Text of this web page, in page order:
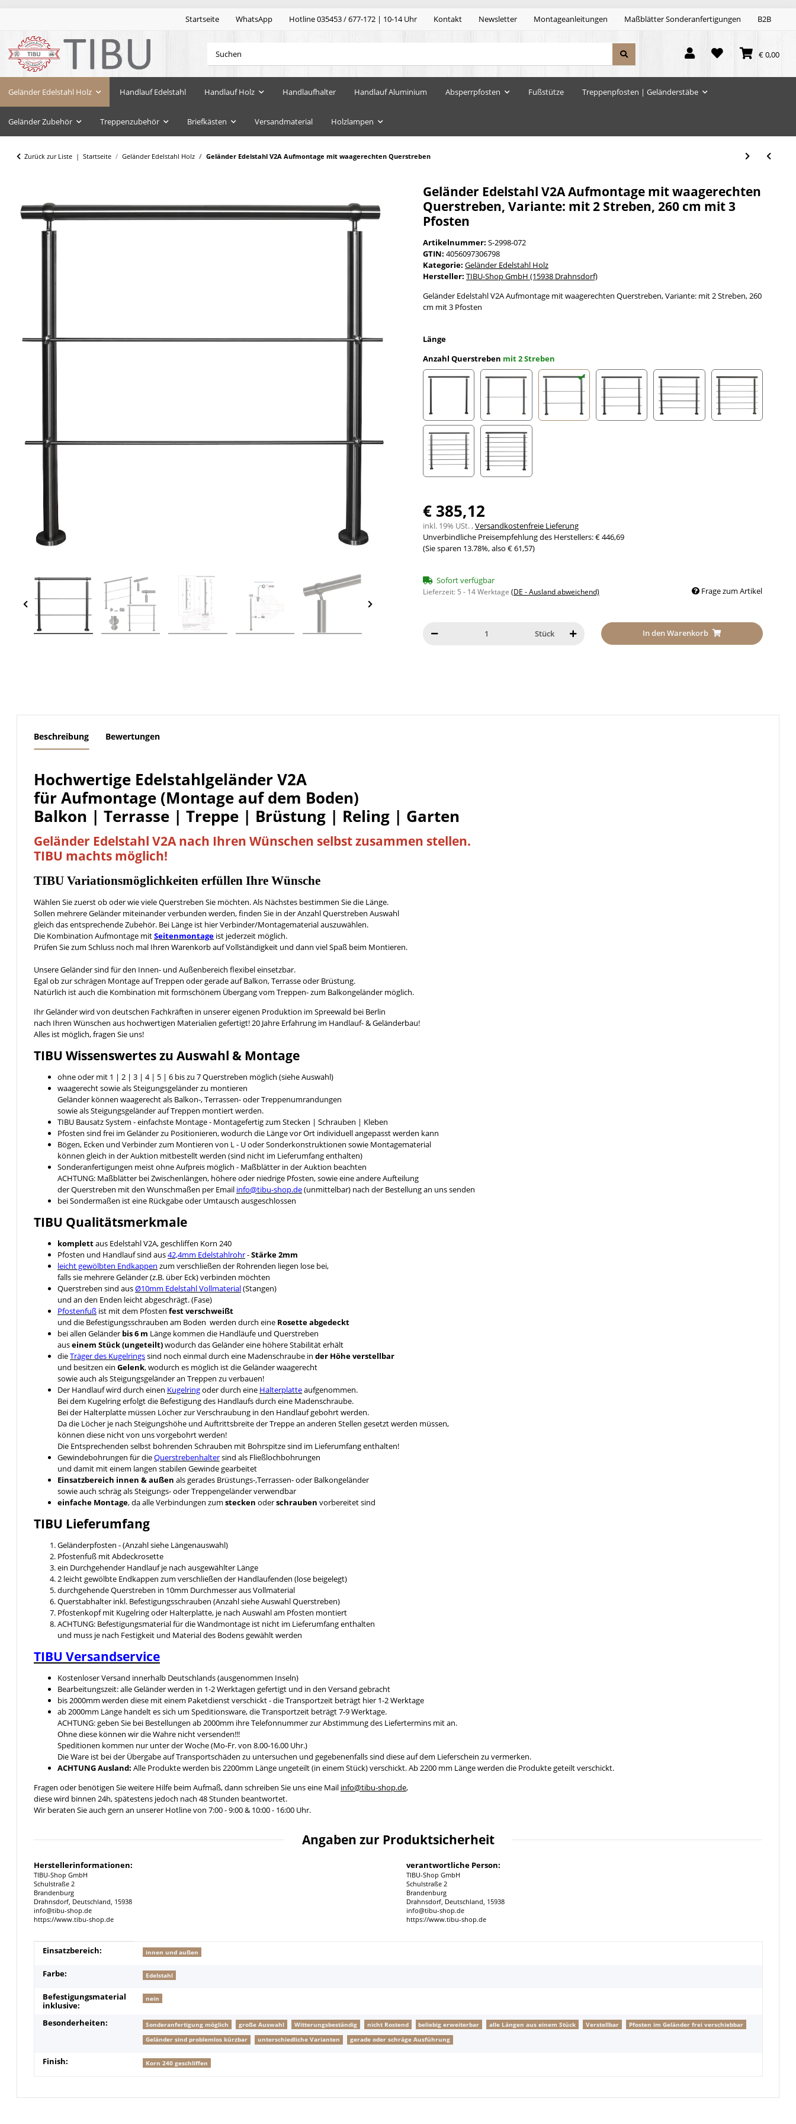
Startseite WhatsApp Hotline 035453 / 677-172 | 10-14 Uhr Kontakt Newsletter Montageanleitungen Maßblätter Sonderanfertigungen B2B
€ 0,00
Geländer Edelstahl Holz Handlauf Edelstahl Handlauf Holz Handlaufhalter Handlauf Aluminium Absperrpfosten Fußstütze Treppenpfosten | Geländerstäbe
Geländer Zubehör Treppenzubehör Briefkästen Versandmaterial Holzlampen
Zurück zur Liste Startseite Geländer Edelstahl Holz Geländer Edelstahl V2A Aufmontage mit waagerechten Querstreben
Geländer Edelstahl V2A Aufmontage mit waagerechten
Querstreben, Variante: mit 2 Streben, 260 cm mit 3
Pfosten
Artikelnummer: S-2998-072
GTIN: 4056097306798
Kategorie: Geländer Edelstahl Holz
Hersteller: TIBU-Shop GmbH (15938 Drahnsdorf)
Geländer Edelstahl V2A Aufmontage mit waagerechten Querstreben, Variante: mit 2 Streben, 260
cm mit 3 Pfosten
Länge
Anzahl Querstreben mit 2 Streben
ohne Streben mit 1 Strebe
€ 385,12
inkl. 19% USt. ,Versandkostenfreie Lieferung
Unverbindliche Preisempfehlung des Herstellers:€ 446,69
(Sie sparen 13.78%, also € 61,57)
Sofort verfügbar
Lieferzeit: 5 - 14 Werktage (DE - Ausland abweichend) Frage zum Artikel
Stück In den Warenkorb
Beschreibung Bewertungen
Hochwertige Edelstahlgeländer V2A
für Aufmontage (Montage auf dem Boden)
Balkon | Terrasse | Treppe | Brüstung | Reling | Garten
Geländer Edelstahl V2A nach Ihren Wünschen selbstzusammen stellen.
TIBU machts möglich!
TIBU Variationsmöglichkeiten erfüllen Ihre Wünsche
Wählen Sie zuerst ob oder wie viele Querstreben Sie möchten. Als Nächstes bestimmen Sie die Länge.
Sollen mehrere Geländer miteinander verbunden werden, finden Sie in der Anzahl Querstreben Auswahl
gleich das entsprechende Zubehör. Bei Länge ist hier Verbinder/Montagematerial auszuwählen.
Die Kombination Aufmontage mitSeitenmontage ist jederzeit möglich.
Prüfen Sie zum Schluss noch mal Ihren Warenkorb auf Vollständigkeit und dann viel Spaß beim Montieren.
Unsere Geländer sind für den Innen- und Außenbereich flexibel einsetzbar.
Egal ob zur schrägen Montage auf Treppen oder gerade auf Balkon, Terrasse oder Brüstung.
Natürlich ist auch die Kombination mit formschönem Übergang vom Treppen- zum Balkongeländer möglich.
Ihr Geländer wird von deutschen Fachkräften in unserer eigenen Produktion im Spreewald bei Berlin
nach Ihren Wünschen aus hochwertigen Materialien gefertigt! 20 Jahre Erfahrung im Handlauf- & Geländerbau!
Alles ist möglich, fragen Sie uns!
TIBU Wissenswerteszu Auswahl & Montage
ohne oder mit 1 | 2 | 3 | 4 | 5 | 6 bis zu 7 Querstreben möglich (siehe Auswahl)
waagerecht sowie als Steigungsgeländer zu montieren
Geländer können waagerecht als Balkon-, Terrassen- oder Treppenumrandungen
sowie als Steigungsgeländer auf Treppen montiert werden.
TIBU Bausatz System - einfachste Montage - Montagefertig zum Stecken | Schrauben | Kleben
Pfosten sind frei im Geländer zu Positionieren, wodurch die Länge vor Ort individuell angepasst werden kann
Bögen, Ecken und Verbinder zum Montieren von L - U oder Sonderkonstruktionen sowie Montagematerial
können gleich in der Auktion mitbestellt werden (sind nicht im Lieferumfang enthalten)
Sonderanfertigungen meist ohne Aufpreis möglich - Maßblätter in der Auktion beachten
ACHTUNG: Maßblätter bei Zwischenlängen, höhere oder niedrige Pfosten, sowie eine andere Aufteilung
der Querstreben mit den Wunschmaßen per Email info@tibu-shop.de(unmittelbar) nach der Bestellung an uns senden
bei Sondermaßen ist eine Rückgabe oder Umtausch ausgeschlossen
TIBU Qualitätsmerkmale
komplettaus Edelstahl V2A, geschliffen Korn 240
Pfosten und Handlauf sind aus42,4mm Edelstahlrohr-Stärke 2mm
leicht gewölbten Endkappen zum verschließen der Rohrenden liegen lose bei,
falls sie mehrere Geländer (z.B. über Eck) verbinden möchten
Querstreben sind ausØ10mm Edelstahl Vollmaterial(Stangen)
und an den Enden leicht abgeschrägt. (Fase)
Pfostenfuß ist mit dem Pfosten fest verschweißt
und die Befestigungsschrauben am Boden werden durch eine Rosette abgedeckt
bei allen Geländer bis 6 m Länge kommen die Handläufe und Querstreben
auseinem Stück (ungeteilt)wodurch das Geländer eine höhere Stabilität erhält
dieTräger des Kugelringssind noch einmal durch eine Madenschraube in der Höhe verstellbar
und besitzen ein Gelenk, wodurch es möglich ist die Geländer waagerecht
sowie auch als Steigungsgeländer an Treppen zu verbauen!
Der Handlauf wird durch einen Kugelringoder durch eine Halterplatteaufgenommen.
Bei dem Kugelring erfolgt die Befestigung des Handlaufs durch eine Madenschraube.
Bei der Halterplatte müssen Löcher zur Verschraubung in den Handlauf gebohrt werden.
Da die Löcher je nach Steigungshöhe und Auftrittsbreite der Treppe an anderen Stellen gesetzt werden müssen,
können diese nicht von uns vorgebohrt werden!
Die Entsprechenden selbst bohrenden Schrauben mit Bohrspitze sind im Lieferumfang enthalten!
Gewindebohrungen für dieQuerstrebenhaltersind als Fließlochbohrungen
und damit mit einem langen stabilen Gewinde gearbeitet
Einsatzbereich innen & außen als gerades Brüstungs-,Terrassen- oder Balkongeländer
sowie auch schräg als Steigungs- oder Treppengeländer verwendbar
einfache Montage, da alle Verbindungen zum stecken oderschrauben vorbereitet sind
TIBU Lieferumfang
Geländerpfosten - (Anzahl siehe Längenauswahl)
Pfostenfuß mit Abdeckrosette
ein Durchgehender Handlauf je nach ausgewählter Länge
2 leicht gewölbte Endkappen zum verschließen der Handlaufenden (lose beigelegt)
durchgehende Querstreben in 10mm Durchmesser aus Vollmaterial
Querstabhalter inkl. Befestigungsschrauben (Anzahl siehe Auswahl Querstreben)
Pfostenkopf mit Kugelring oder Halterplatte, je nach Auswahl am Pfosten montiert
ACHTUNG: Befestigungsmaterial für die Wandmontage ist nicht im Lieferumfang enthalten
und muss je nach Festigkeit und Material des Bodens gewählt werden
TIBU Versandservice
Kostenloser Versand innerhalb Deutschlands (ausgenommen Inseln)
Bearbeitungszeit: alle Geländer werden in 1-2 Werktagen gefertigt und in den Versand gebracht
bis 2000mm werden diese mit einem Paketdienst verschickt - die Transportzeit beträgt hier 1-2 Werktage
ab 2000mm Länge handelt es sich um Speditionsware, die Transportzeit beträgt 7-9 Werktage.
ACHTUNG: geben Sie bei Bestellungen ab 2000mm ihre Telefonnummer zur Abstimmung des Liefertermins mit an.
Ohne diese können wir die Wahre nicht versenden!!!
Speditionen kommen nur unter der Woche (Mo-Fr. von 8.00-16.00 Uhr.)
Die Ware ist bei der Übergabe auf Transportschäden zu untersuchen und gegebenenfalls sind diese auf dem Lieferschein zu vermerken.
ACHTUNG Ausland: Alle Produkte werden bis 2200mm Länge ungeteilt (in einem Stück) verschickt. Ab 2200 mm Länge werden die Produkte geteilt verschickt.
Fragen oder benötigen Sie weitere Hilfe beim Aufmaß, dann schreiben Sie uns eine Mail info@tibu-shop.de,
diese wird binnen 24h, spätestens jedoch nach 48 Stunden beantwortet.
Wir beraten Sie auch gern an unserer Hotline von 7:00 - 9:00 & 10:00 - 16:00 Uhr.
Angaben zur Produktsicherheit
Herstellerinformationen:
TIBU-Shop GmbH
Schulstraße 2
Brandenburg
Drahnsdorf, Deutschland, 15938
info@tibu-shop.de
https://www.tibu-shop.de
verantwortliche Person:
TIBU-Shop GmbH
Schulstraße 2
Brandenburg
Drahnsdorf, Deutschland, 15938
info@tibu-shop.de
https://www.tibu-shop.de
Produkteigenschaft
Wert
Einsatzbereich: innen und außen
Farbe: Edelstahl
Befestigungsmaterial
inklusive:
nein
Besonderheiten: Sonderanfertigung möglich große Auswahl Witterungsbeständig nicht Rostend beliebig erweiterbar alle Längen aus einem Stück Verstellbar
Pfosten im Geländer frei verschiebbar
Geländer sind problemlos kürzbar
unterschiedliche Varianten gerade oder schräge Ausführung
Finish: Korn 240 geschliffen